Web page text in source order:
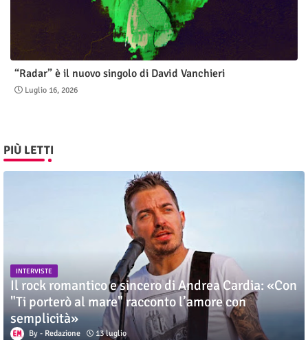
“Radar” è il nuovo singolo di David Vanchieri
Luglio 16, 2026
PIÙ LETTI
INTERVISTE
Il rock romantico e sincero di Andrea Cardia: «Con
"Ti porterò al mare" racconto l’amore con
semplicità»
Redazione 13 luglio